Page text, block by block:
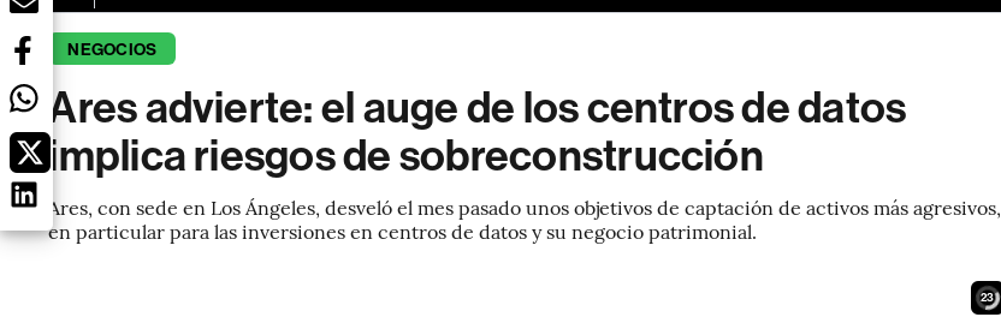
NEGOCIOS
Ares advierte: el auge de los centros de datos
implica riesgos de sobreconstrucción
Ares, con sede en Los Ángeles, desveló el mes pasado unos objetivos de captación de activos más agresivos,
en particular para las inversiones en centros de datos y su negocio patrimonial.
21